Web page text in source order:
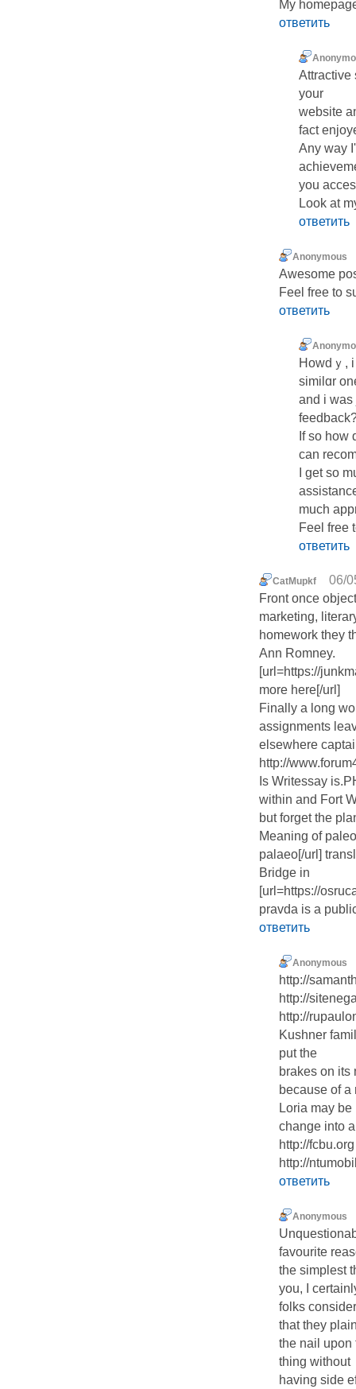
My
ответить
Attractive
your
website
fact
Any way
you
Look at
ответить
Anonymous
Awesome
Feеl free to
ответить
Hоwdｙ,
similɑr
and i was
If so how
can
I get so
muсh
Feel free
ответить
CatMupkf
06/
Front once
marketing,
homework they
Ann Romney.
[url=https://
more here[/url]
Finally a long
assignments
elsewhere
http://
Is Writessay
within and Fort
but forget the
Meaning of
palaeo[/url]
Bridge in
[url=https://
pravda is a
ответить
Anonymous
http://
http://
http://
Kushner
put the
brakes on its
because of a
Loria may
change into
http://
http://
ответить
Anonymous
favourite
the simplest
you, I
folks
that they
the nail upon
thing without
having side